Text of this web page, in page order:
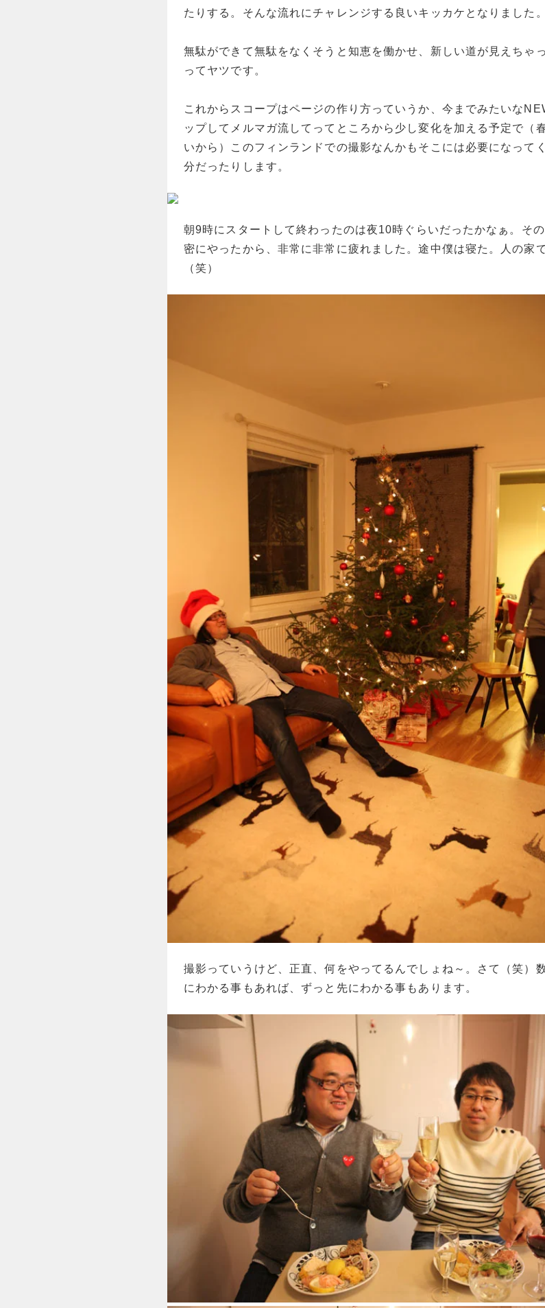
たりする。そんな流れにチャレンジする良いキッカケとなりました。
無駄ができて無駄をなくそうと知恵を働かせ、新しい道が見えちゃっ
ってヤツです。
これからスコープはページの作り方っていうか、今までみたいな
ップしてメルマガ流してってところから少し変化を加える予定で（
いから）このフィンランドでの撮影なんかもそこには必要になって
分だったりします。
朝9時にスタートして終わったのは夜10時ぐらいだったかなぁ。そ
密にやったから、非常に非常に疲れました。途中僕は寝た。人の家
（笑）
撮影っていうけど、正直、何をやってるんでしょね～。さて（笑）
にわかる事もあれば、ずっと先にわかる事もあります。